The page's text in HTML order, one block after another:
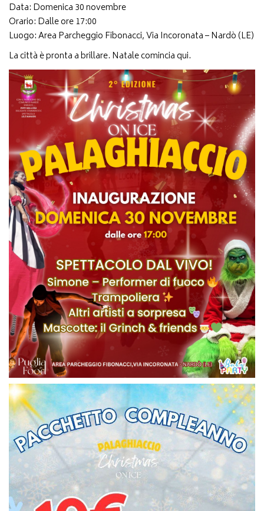
Data: Domenica 30 novembre
Orario: Dalle ore 17:00
Luogo: Area Parcheggio Fibonacci, Via Incoronata – Nardò (LE)
La città è pronta a brillare. Natale comincia qui.